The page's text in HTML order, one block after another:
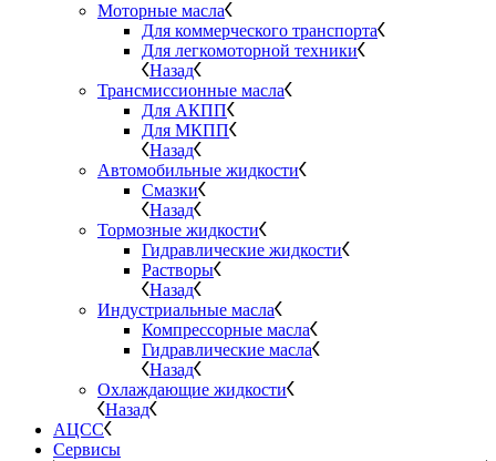
Моторные масла
Для коммерческого транспорта
Для легкомоторной техники
Назад
Трансмиссионные масла
Для АКПП
Для МКПП
Назад
Автомобильные жидкости
Смазки
Назад
Тормозные жидкости
Гидравлические жидкости
Растворы
Назад
Индустриальные масла
Компрессорные масла
Гидравлические масла
Назад
Охлаждающие жидкости
Назад
АЦСС
Сервисы